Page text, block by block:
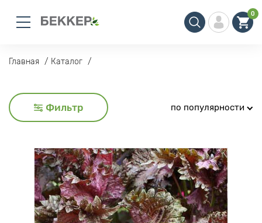
0
Главная Каталог
Фильтр по популярности